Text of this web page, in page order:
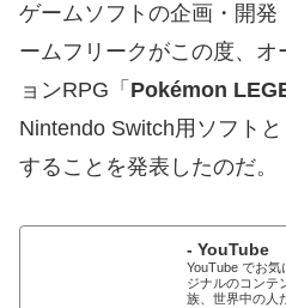
ゲームソフトの企画・開
ームフリークがこの度、
ョンRPG「 Pokémon
Nintendo Switch用ソフト
することを発表したのだ。
- YouTube
YouTube でお気
ジナルのコンテ
族、世界中の人